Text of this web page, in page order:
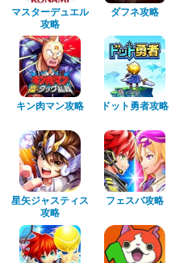
マスターデュエル
攻略
ダフネ攻略
キン肉マン攻略 ドット勇者攻略
星矢ジャスティス
攻略
フェスバ攻略